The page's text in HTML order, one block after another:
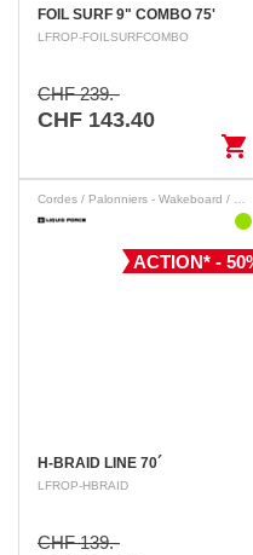
FOIL SURF 9" COMBO 75'
LFROP-FOILSURFCOMBO
CHF 239.-
CHF 143.40
shopping_cart
Cordes / Palonniers - Wakeboard / Wakesurf
ACTION* -
H-BRAID LINE 70´
LFROP-HBRAID
CHF 139.-